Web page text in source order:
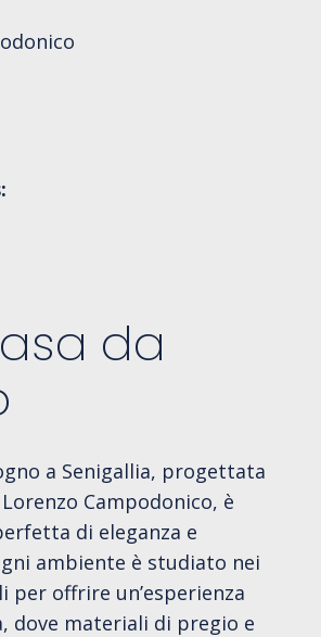
da
a Senigallia, progettata
Campodonico, è
di eleganza e
ambiente è studiato nei
per offrire un’esperienza
dove materiali di pregio e